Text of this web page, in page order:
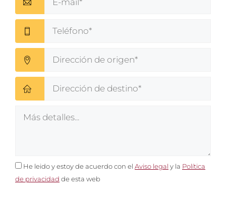
He leido y estoy de acuerdo con el Aviso legal y la Política
de privacidad de esta web